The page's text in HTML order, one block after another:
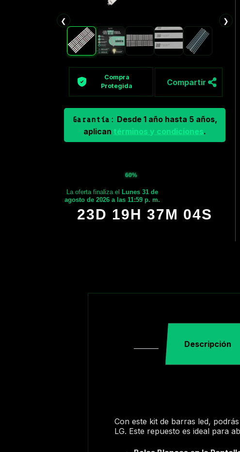
❮ ❯
Compra
Protegida
Compartir
Garantía: Desde 1 año hasta 5 años,
aplican términos y condiciones.
60%
La oferta finaliza elLunes 31 de
agosto de 2026 a las 11:59 p. m.
23D 19H 37M 03S
Descripción
Con este kit de barras led,
LG. Este repuesto es ideal para